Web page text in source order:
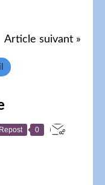
Article suivant »
Repost 0